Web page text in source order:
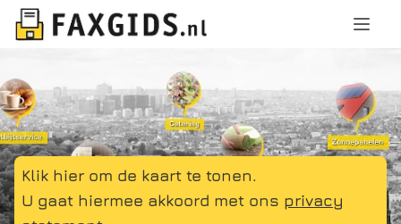
Klik hier om de kaart te tonen.
U gaat hiermee akkoord met ons privacy